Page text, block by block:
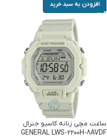
افزودن به سبد خرید
ساعت مچی زنانه کاسیو جنرال
GENERAL LWS-2200H-8AVDF